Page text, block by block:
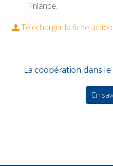
Finlande.
Télécharger la fiche action
La coopération dans
En